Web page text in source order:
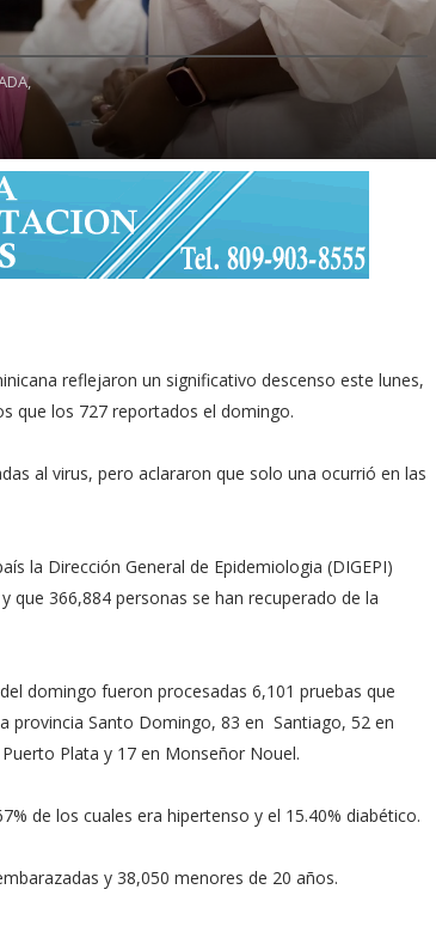
reflejaron un significativo descenso este lunes,
que los 727 reportados el domingo.
al virus, pero aclararon que solo una ocurrió en las
la Dirección General de Epidemiologia (DIGEPI)
que 366,884 personas se han recuperado de la
domingo fueron procesadas 6,101 pruebas que
provincia Santo Domingo, 83 en Santiago, 52 en
Plata y 17 en Monseñor Nouel.
de los cuales era hipertenso y el 15.40% diabético.
y 38,050 menores de 20 años.